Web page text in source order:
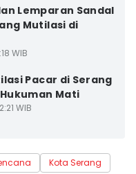
Lemparan Sandal
Mutilasi di
WIB
Pacar di Serang
Mati
WIB
Kota Serang